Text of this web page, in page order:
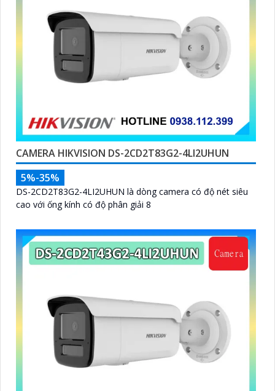
CAMERA HIKVISION DS-2CD2T83G2-4LI2UHUN
5%-35%
DS-2CD2T83G2-4LI2UHUN là dòng camera có độ nét siêu
cao với ống kính có độ phân giải 8